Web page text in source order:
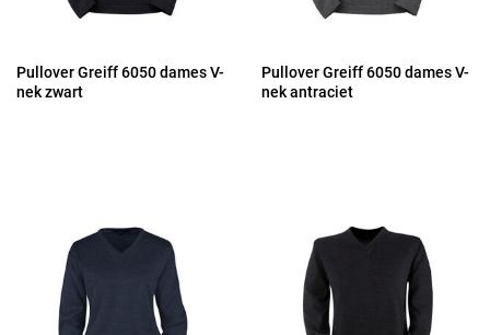
Pullover Greiff 6050 dames V-
nek zwart
Pullover Greiff 6050 dames V-
nek antraciet